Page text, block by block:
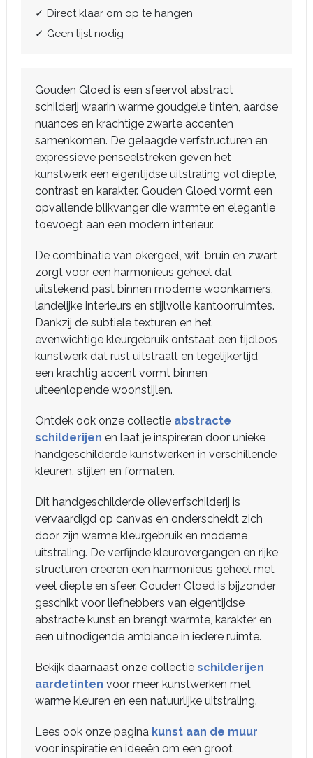
✓ Direct klaar om op te hangen
✓ Geen lijst nodig
Gouden Gloed is een sfeervol abstract
schilderij waarin warme goudgele tinten, aardse
nuances en krachtige zwarte accenten
samenkomen. De gelaagde verfstructuren en
expressieve penseelstreken geven het
kunstwerk een eigentijdse uitstraling vol diepte,
contrast en karakter. Gouden Gloed vormt een
opvallende blikvanger die warmte en elegantie
toevoegt aan een modern interieur.
De combinatie van okergeel, wit, bruin en zwart
zorgt voor een harmonieus geheel dat
uitstekend past binnen moderne woonkamers,
landelijke interieurs en stijlvolle kantoorruimtes.
Dankzij de subtiele texturen en het
evenwichtige kleurgebruik ontstaat een tijdloos
kunstwerk dat rust uitstraalt en tegelijkertijd
een krachtig accent vormt binnen
uiteenlopende woonstijlen.
Ontdek ook onze collectie abstracte
schilderijen en laat je inspireren door unieke
handgeschilderde kunstwerken in verschillende
kleuren, stijlen en formaten.
Dit handgeschilderde olieverfschilderij is
vervaardigd op canvas en onderscheidt zich
door zijn warme kleurgebruik en moderne
uitstraling. De verfijnde kleurovergangen en rijke
structuren creëren een harmonieus geheel met
veel diepte en sfeer. Gouden Gloed is bijzonder
geschikt voor liefhebbers van eigentijdse
abstracte kunst en brengt warmte, karakter en
een uitnodigende ambiance in iedere ruimte.
Bekijk daarnaast onze collectie schilderijen
aardetinten voor meer kunstwerken met
warme kleuren en een natuurlijke uitstraling.
Lees ook onze pagina kunst aan de muur
voor inspiratie en ideeën om een groot